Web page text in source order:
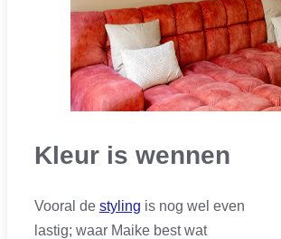
Kleur is wennen
Vooral de styling is nog wel even
lastig; waar Maike best wat